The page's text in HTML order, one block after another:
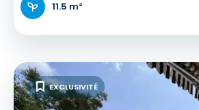
11.5 m²
EXCLUSIVITÉ